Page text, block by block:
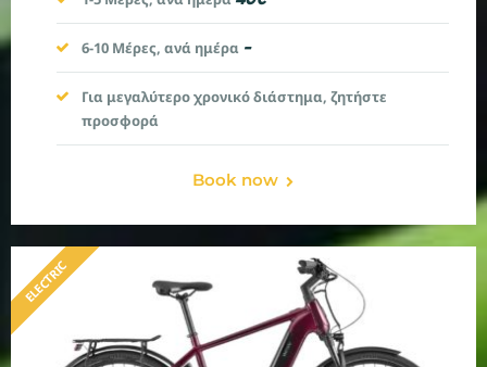
6-10 Μέρες, ανά ημέρα -
Για μεγαλύτερο χρονικό διάστημα, ζητήστε
προσφορά
Book now
ELECTRIC